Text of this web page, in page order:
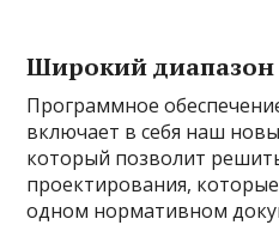
Широкий
Программное
включает в себя наш
который позволит
проектирования,
одном нормативном